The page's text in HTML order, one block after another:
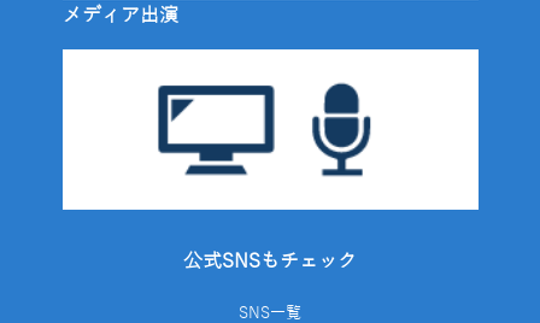
メディア出演
公式SNSもチェック
SNS一覧